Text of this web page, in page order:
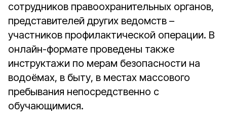
сотрудников правоохранительных органов,
представителей других ведомств –
участников профилактической операции. В
онлайн-формате проведены также
инструктажи по мерам безопасности на
водоёмах, в быту, в местах массового
пребывания непосредственно с
обучающимися.